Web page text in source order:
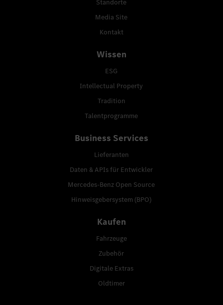
Standorte
Media Site
Kontakt
Wissen
ESG
Intellectual Property
Tradition
Talentprogramme
Business Services
Lieferanten
Daten & APIs für Entwickler
Mercedes-Benz Open Source
Hinweisgebersystem (BPO)
Kaufen
Fahrzeuge
Zubehör
Digitale Extras
Oldtimer